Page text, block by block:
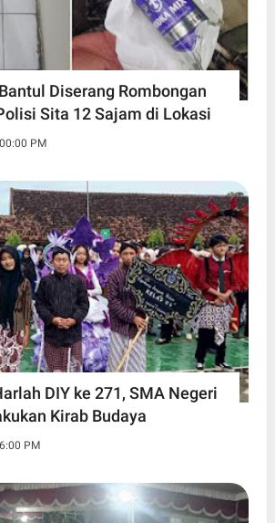
Diserang Rombongan
Sita 12 Sajam di Lokasi
PM
DIY ke 271, SMA Negeri
Kirab Budaya
PM